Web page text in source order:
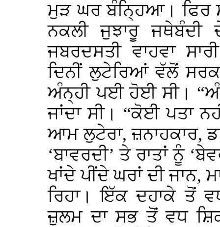
ਮੁੜ ਘਰ ਬੰਨ੍ਹਿਆ। ਫਿਰ
ਨਕਲੀ ਜੁਝਾਰੂ ਜਥੇਬੰਦੀ
ਜਬਰਦਸਤੀ ਵਾਹਵਾ
ਦਿਨੀਂ ਲੁਟੇਰਿਆਂ ਵੱਲੋਂ
ਅੰਨ੍ਹੀ ਪਈ ਹੋਈ ਸੀ।
ਜਾਂਦਾ ਸੀ। “ਕੋਈ ਪਤਾ
ਆਮ ਲੁਟੇਰਾ, ਜ਼ਨਾਹਕਾਰ,
‘ਬਾਵਰਦੀ’ ਤੇ ਰਾਤਾਂ ਨੂੰ
ਖਾਂਦੇ ਪੀਂਦੇ ਘਰਾਂ ਦੀ ਜਾਨ,
ਰਿਹਾ। ਇੱਕ ਦਹਾਕੇ ਤੋਂ
ਜ਼ੁਲਮ ਦਾ ਸਭ ਤੋਂ ਵਧ